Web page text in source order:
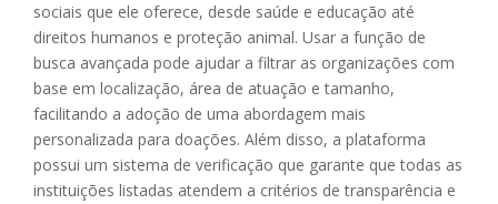
sociais que ele oferece, desde saúde e educação até
direitos humanos e proteção animal. Usar a função de
busca avançada pode ajudar a filtrar as organizações com
base em localização, área de atuação e tamanho,
facilitando a adoção de uma abordagem mais
personalizada para doações. Além disso, a plataforma
possui um sistema de verificação que garante que todas as
instituições listadas atendem a critérios de transparência e